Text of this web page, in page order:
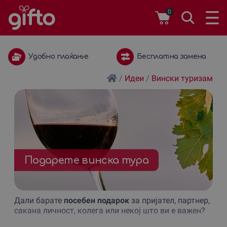
0
Бесплатна замена 1 година важност
/ Идеи / Вински туризам
Подарете винска тура
Дали барате посебен подарок за пријател, партнер,
сакана личност, колега или некој што ви е важен?